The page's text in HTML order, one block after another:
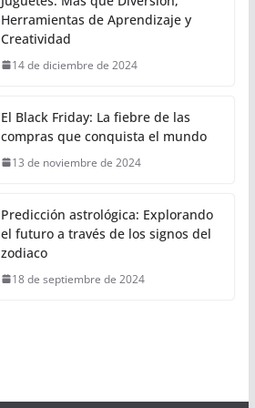
Herramientas de Aprendizaje y
Creatividad
14 de diciembre de 2024
El Black Friday: La fiebre de las
compras que conquista el mundo
13 de noviembre de 2024
Predicción astrológica: Explorando
el futuro a través de los signos del
zodiaco
18 de septiembre de 2024